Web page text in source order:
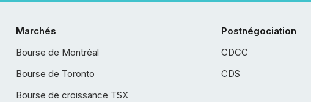
Marchés
Bourse de Montréal
Bourse de Toronto
Bourse de croissance TSX
Postnégociation
CDCC
CDS